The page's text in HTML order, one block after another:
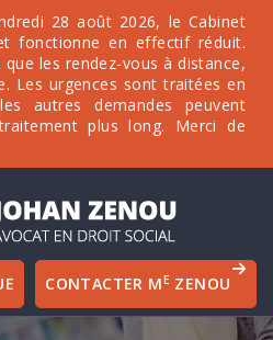
28 août 2026, le Cabinet
fonctionne en effectif réduit.
que les rendez-vous à distance,
Les urgences sont traitées en
autres demandes peuvent
plus long. Merci de
CONTACTER ME ZENOU